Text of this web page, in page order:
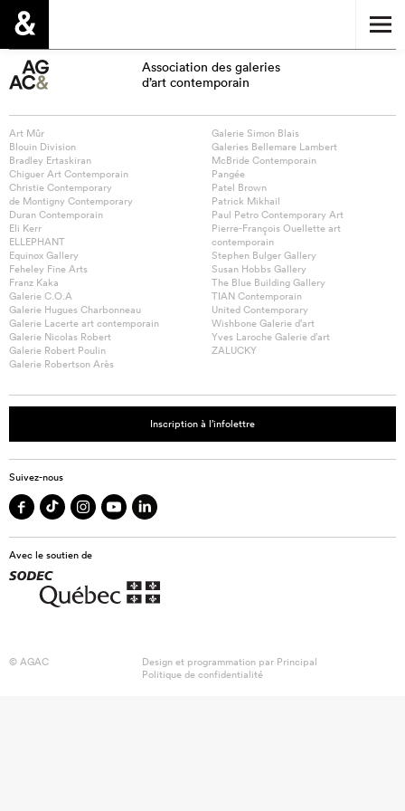
Association des galeries
d’art contemporain
Art Mûr
Blouin Division
Bradley Ertaskiran
Chiguer Art Contemporain
Christie Contemporary
de Montigny Contemporary
Duran Contemporain
Eli Kerr
ELLEPHANT
Equinox Gallery
Feheley Fine Arts
Franz Kaka
Galerie C.O.A
Galerie Hugues Charbonneau
Galerie Lacerte art contemporain
Galerie Nicolas Robert
Galerie Robert Poulin
Galerie Robertson Arès
Galerie Simon Blais
Galeries Bellemare Lambert
McBride Contemporain
Pangée
Patel Brown
Patrick Mikhail
Paul Petro Contemporary Art
Pierre-François Ouellette art
contemporain
Stephen Bulger Gallery
Susan Hobbs Gallery
The Blue Building Gallery
TIAN Contemporain
United Contemporary
Wishbone Galerie d’art
Yves Laroche Galerie d’art
ZALUCKY
Inscription à l’infolettre
Suivez-nous
Avec le soutien de
© AGAC Design et programmation par Principal
Politique de confidentialité